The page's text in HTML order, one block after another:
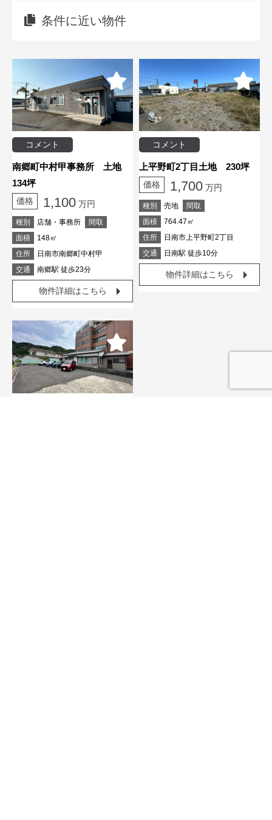
条件に近い物件
コメント
南郷町中村甲事務所 土地
134坪
価格 1,100 万円
種別 店舗・事務所
間取
面積
148㎡
住所
日南市南郷町中村甲
交通
南郷駅 徒歩23分
物件詳細はこちら
コメント
上平野町2丁目土地 230坪
価格 1,700 万円
種別 売地
間取
面積
764.47㎡
住所
日南市上平野町2丁目
交通
日南駅 徒歩10分
物件詳細はこちら